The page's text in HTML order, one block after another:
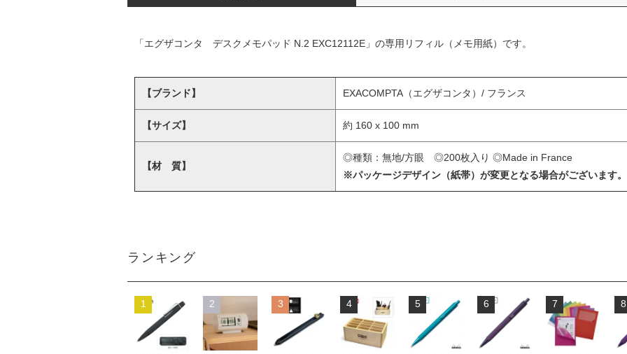
「エグザコンタ デスクメモパッド N.2 EXC12112E」の専用リフィル（メモ用紙）です。
【ブランド】 EXACOMPTA（エグザコンタ）/ フランス
【サイズ】 約 160 x 100 mm
【材 質】
◎種類：無地/方眼 ◎200枚入り ◎Made in France
※パッケージデザイン（紙帯）が変更となる場合がございます。
ランキング
1 2 3 4 5 6 7 8